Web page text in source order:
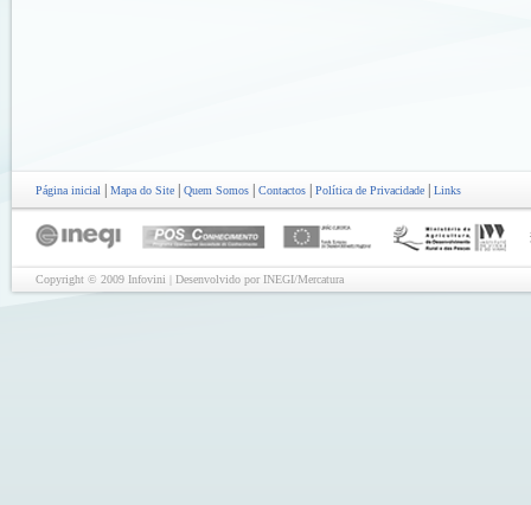
Página inicial Mapa do Site Quem Somos Contactos Política de Privacidade Links
Copyright © 2009 Infovini | Desenvolvido por INEGI/Mercatura